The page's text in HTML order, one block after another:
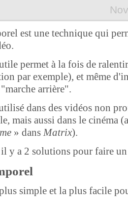
est une technique qui
permet à la fois de
par exemple), et même
arrière".
dans des vidéos non
mais aussi dans le cinéma
» dans Matrix).
y a 2 solutions pour faire
simple et la plus facile